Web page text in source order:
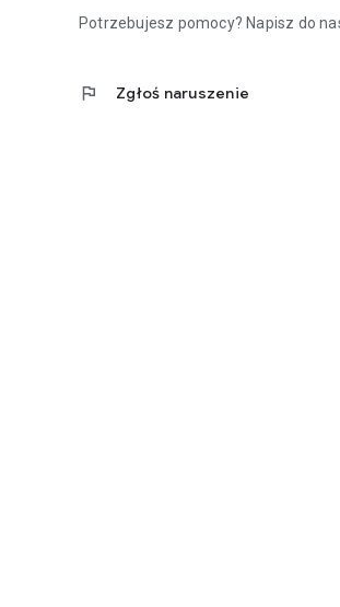
Potrzebujesz pomocy? Napisz do
flag Zgłoś naruszenie